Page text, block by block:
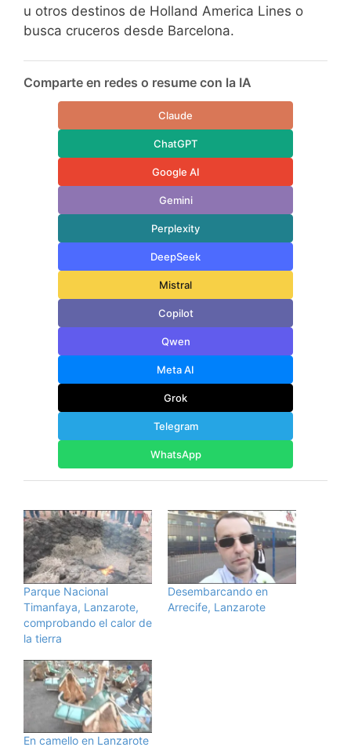
u otros destinos de Holland America Lines o
busca cruceros desde Barcelona.
Comparte en redes o resume con la IA
Claude
ChatGPT
Google AI
Gemini
Perplexity
DeepSeek
Mistral
Copilot
Qwen
Meta AI
Grok
Telegram
WhatsApp
Parque Nacional
Timanfaya, Lanzarote,
comprobando el calor de
la tierra
Desembarcando en
Arrecife, Lanzarote
En camello en Lanzarote